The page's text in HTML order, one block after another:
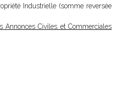
Industrielle (somme reversée
Annonces Civiles et Commerciales